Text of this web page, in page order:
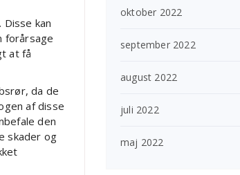
kan
forårsage
at få
da de
af ​​disse
den
skader og
oktober 2022
september 2022
august 2022
juli 2022
maj 2022